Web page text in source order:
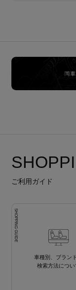
ご利用ガイド
SHOPPING GUIDE
車種別、ブラン
検索方法につい